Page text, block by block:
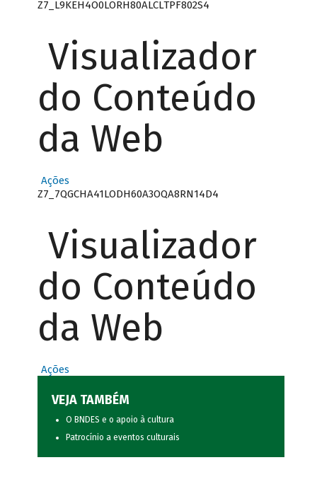
Z7_L9KEH4O0LORH80ALCLTPF802S4
Visualizador
do Conteúdo
da Web
Ações
Z7_7QGCHA41LODH60A3OQA8RN14D4
Visualizador
do Conteúdo
da Web
Ações
VEJA TAMBÉM
O BNDES e o apoio à cultura
Patrocínio a eventos culturais